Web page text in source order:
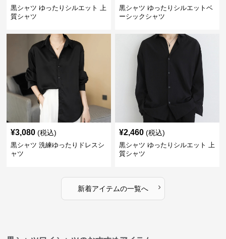
黒シャツ ゆったりシルエット 上
質シャツ
黒シャツ ゆったりシルエットベ
ーシックシャツ
¥3,080 (税込)
黒シャツ 洗練ゆったりドレスシ
ャツ
¥2,460 (税込)
黒シャツ ゆったりシルエット 上
質シャツ
新着アイテムの一覧へ ›